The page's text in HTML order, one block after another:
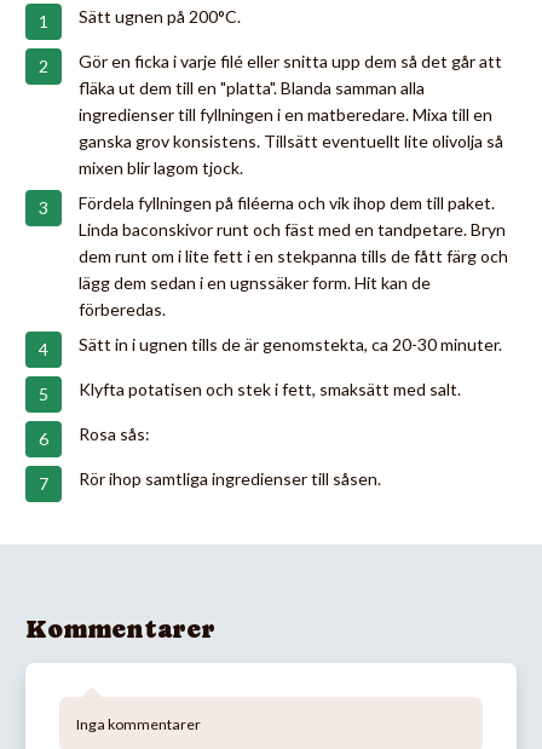
Sätt ugnen på 200°C.
Gör en ficka i varje filé eller snitta upp dem så det går att
fläka ut dem till en "platta". Blanda samman alla
ingredienser till fyllningen i en matberedare. Mixa till en
ganska grov konsistens. Tillsätt eventuellt lite olivolja så
mixen blir lagom tjock.
Fördela fyllningen på filéerna och vik ihop dem till paket.
Linda baconskivor runt och fäst med en tandpetare. Bryn
dem runt om i lite fett i en stekpanna tills de fått färg och
lägg dem sedan i en ugnssäker form. Hit kan de
förberedas.
Sätt in i ugnen tills de är genomstekta, ca 20-30 minuter.
Klyfta potatisen och stek i fett, smaksätt med salt.
Rosa sås:
Rör ihop samtliga ingredienser till såsen.
Kommentarer
Inga kommentarer